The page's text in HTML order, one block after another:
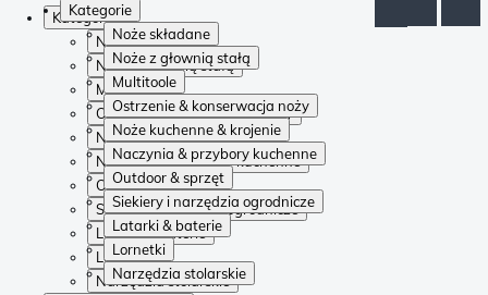
Kategorie
Noże składane
Noże z głownią stałą
Multitoole
Ostrzenie & konserwacja noży
Noże kuchenne & krojenie
Naczynia & przybory kuchenne
Outdoor & sprzęt
Siekiery i narzędzia ogrodnicze
Latarki & baterie
Lornetki
Narzędzia stolarskie
Kategorie
Noże składane
Noże z głownią stałą
Multitoole
Ostrzenie & konserwacja noży
Noże kuchenne & krojenie
Naczynia & przybory kuchenne
Outdoor & sprzęt
Siekiery i narzędzia ogrodnicze
Latarki & baterie
Lornetki
Narzędzia stolarskie